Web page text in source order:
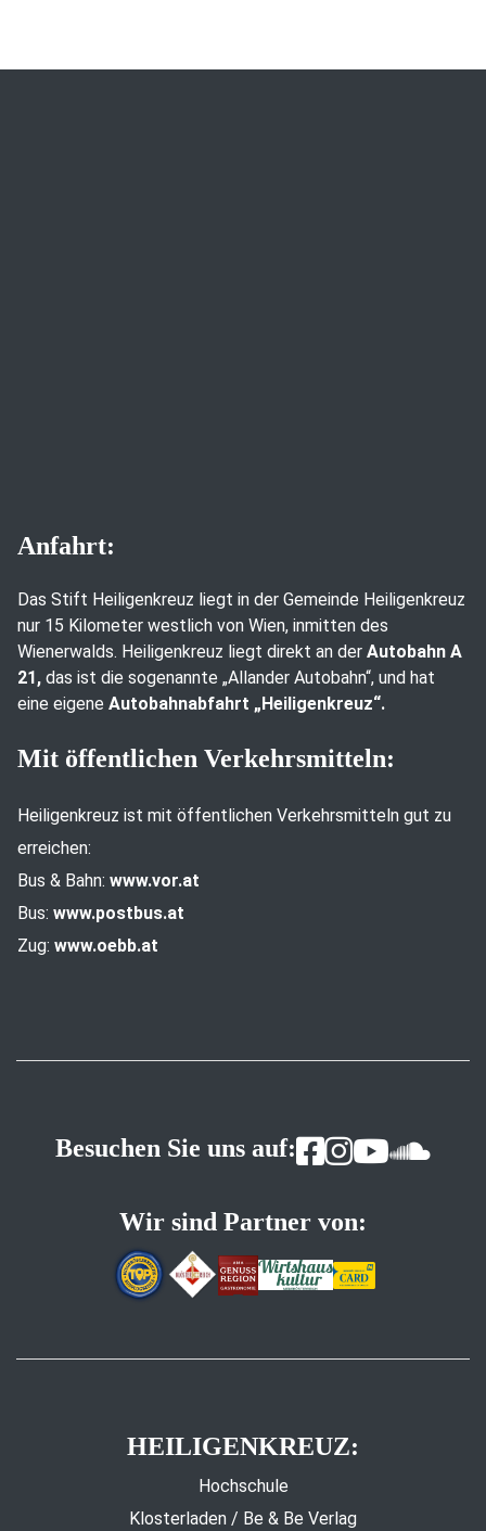
Anfahrt:
Das Stift Heiligenkreuz liegt in der Gemeinde Heiligenkreuz
nur 15 Kilometer westlich von Wien, inmitten des
Wienerwalds. Heiligenkreuz liegt direkt an der Autobahn A
21, das ist die sogenannte „Allander Autobahn“, und hat
eine eigene Autobahnabfahrt „Heiligenkreuz“.
Mit öffentlichen Verkehrsmitteln:
Heiligenkreuz ist mit öffentlichen Verkehrsmitteln gut zu
erreichen:
Bus & Bahn: www.vor.at
Bus: www.postbus.at
Zug: www.oebb.at
Besuchen Sie uns auf:
Wir sind Partner von:
HEILIGENKREUZ:
Hochschule
Klosterladen / Be & Be Verlag